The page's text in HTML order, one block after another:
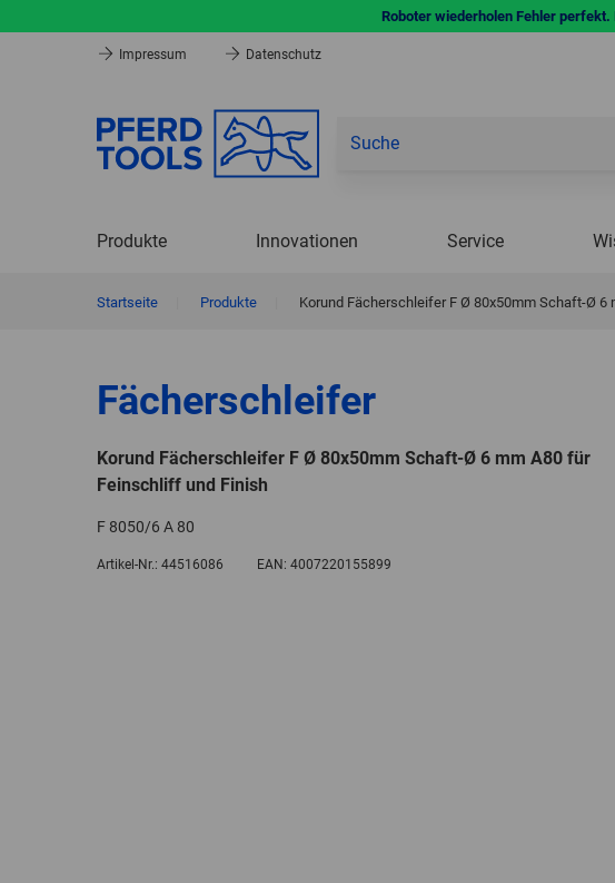
Roboter wiederholen Fehler
Impressum Datenschutz
Produkte Innovationen Service
Startseite Produkte Korund Fächerschleifer F Ø 80x50mm Schaft-Ø
Fächerschleifer
Korund Fächerschleifer F Ø 80x50mm Schaft-Ø 6 mm A80 für
Feinschliff und Finish
F 8050/6 A 80
Artikel-Nr.: 44516086 EAN: 4007220155899